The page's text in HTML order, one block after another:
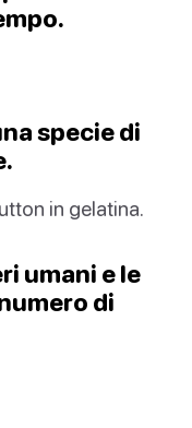
specie di
in gelatina.
umani e le
di